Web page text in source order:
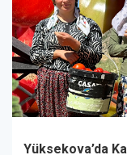
Yüksekova’da